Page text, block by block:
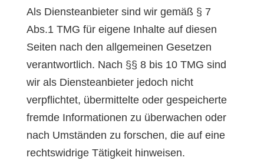
Als Diensteanbieter sind wir gemäß § 7
Abs.1 TMG für eigene Inhalte auf diesen
Seiten nach den allgemeinen Gesetzen
verantwortlich. Nach §§ 8 bis 10 TMG sind
wir als Diensteanbieter jedoch nicht
verpflichtet, übermittelte oder gespeicherte
fremde Informationen zu überwachen oder
nach Umständen zu forschen, die auf eine
rechtswidrige Tätigkeit hinweisen.